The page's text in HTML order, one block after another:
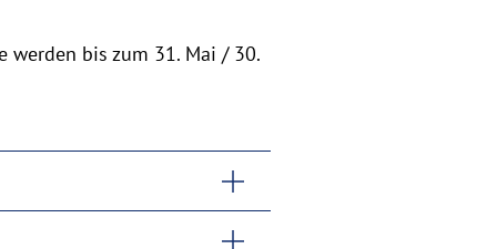
werden bis zum 31. Mai / 30.